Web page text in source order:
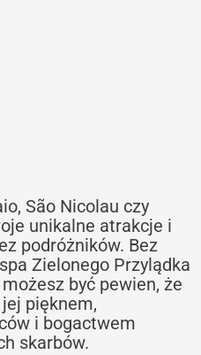
São Nicolau czy
unikalne atrakcje i
podróżników. Bez
Zielonego Przylądka
być pewien, że
pięknem,
i bogactwem
skarbów.